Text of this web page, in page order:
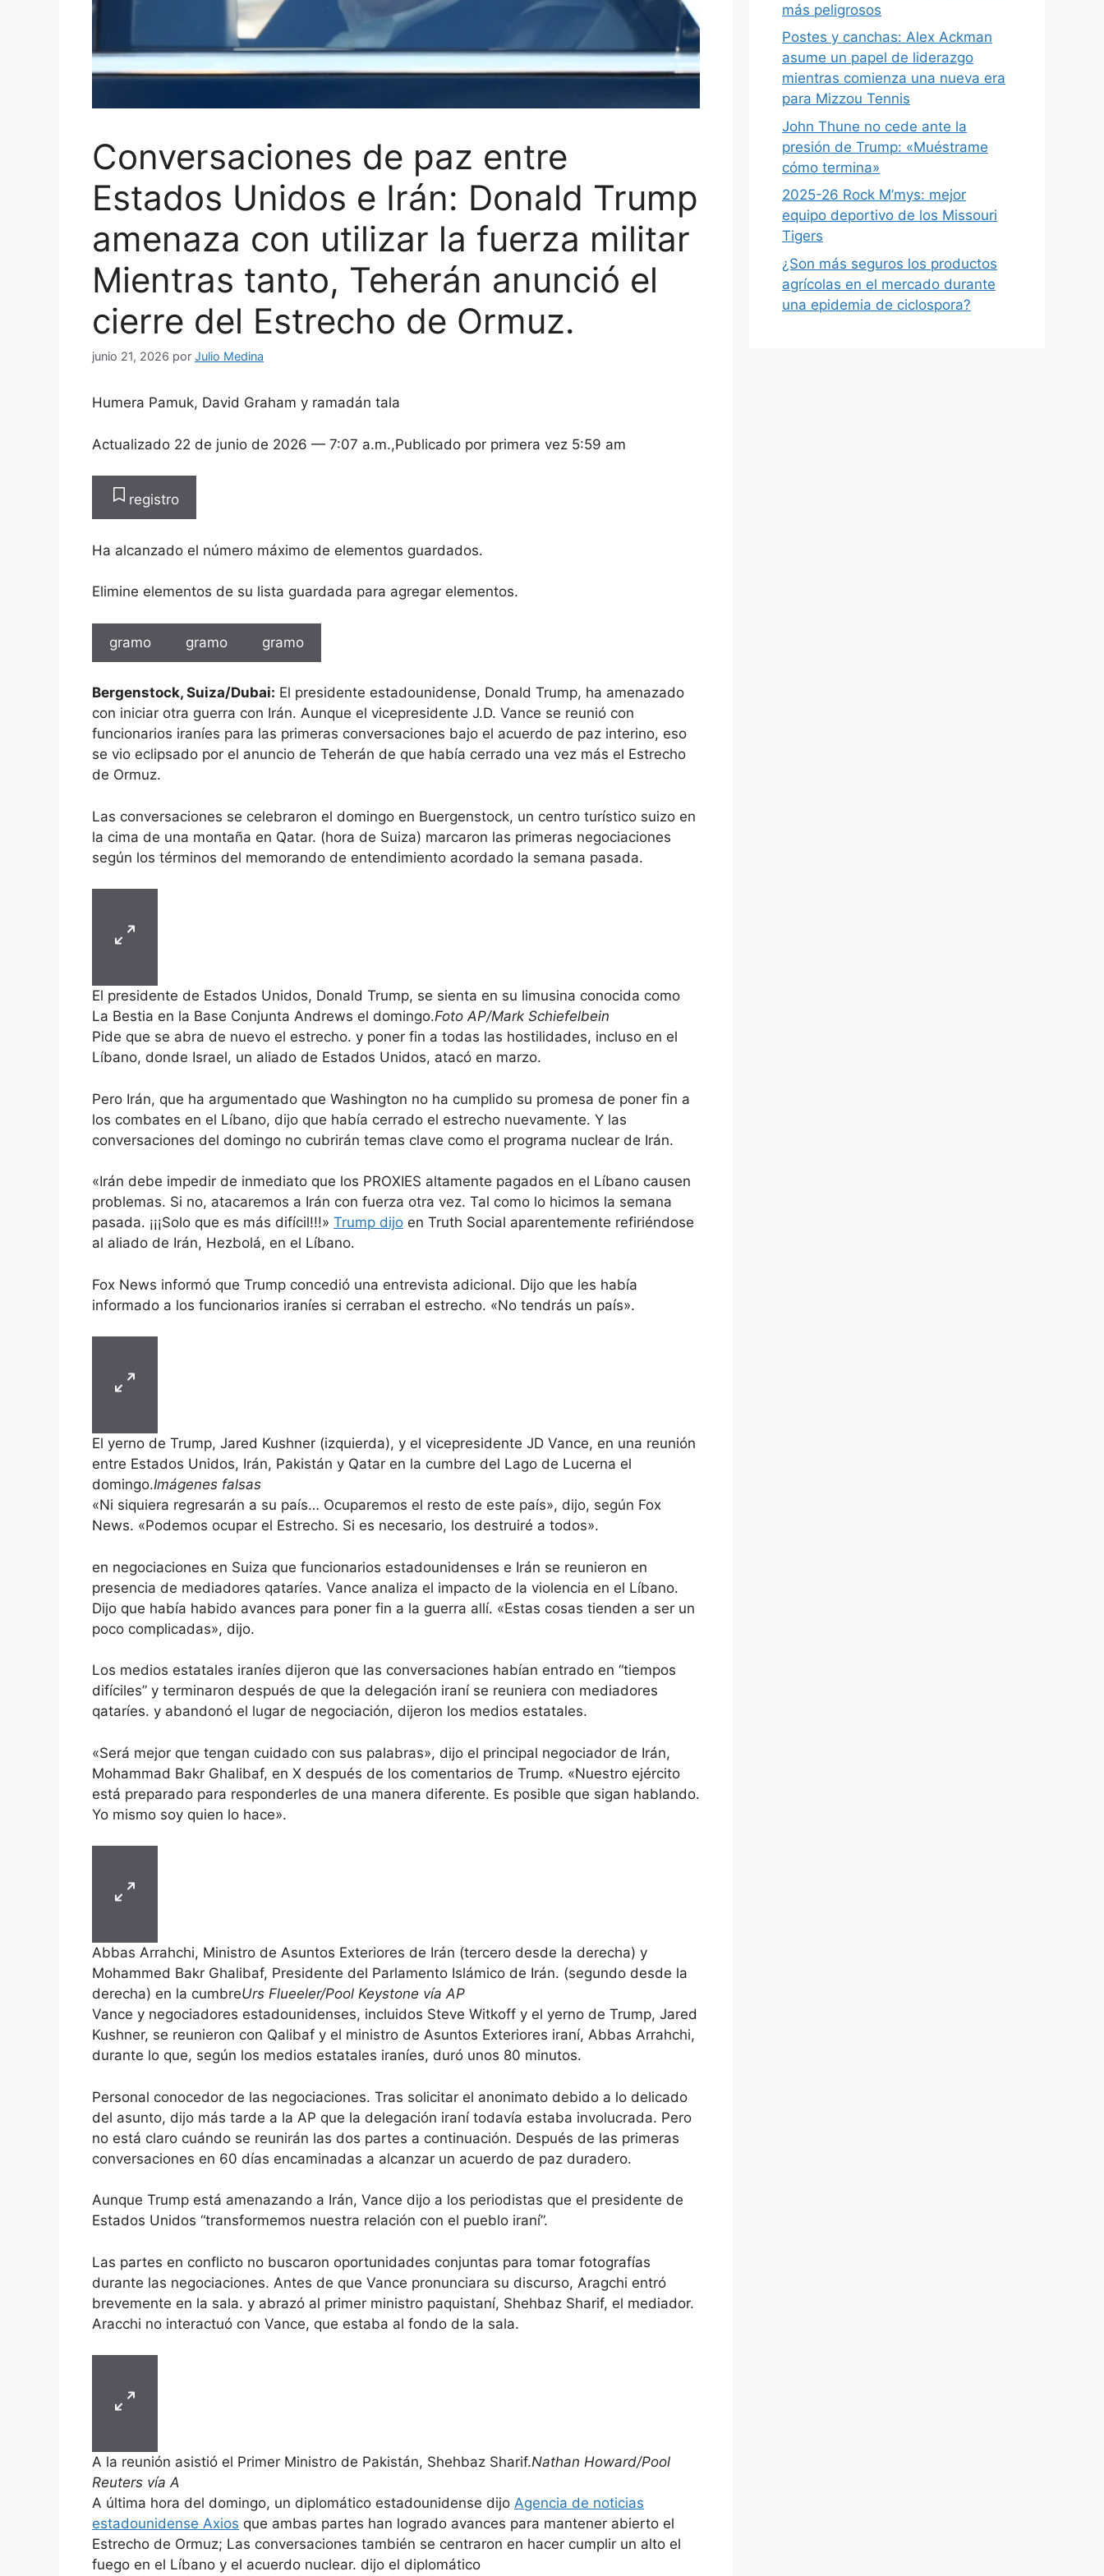
Conversaciones de paz entre
Estados Unidos e Irán: Donald Trump
amenaza con utilizar la fuerza militar
Mientras tanto, Teherán anunció el
cierre del Estrecho de Ormuz.
junio 21, 2026 por Julio Medina
Humera Pamuk, David Graham y ramadán tala
Actualizado 22 de junio de 2026 — 7:07 a.m.,Publicado por primera vez 5:59 am
registro
Ha alcanzado el número máximo de elementos guardados.
Elimine elementos de su lista guardada para agregar elementos.
gramo gramo gramo
Bergenstock, Suiza/Dubai: El presidente estadounidense, Donald Trump, ha amenazado
con iniciar otra guerra con Irán. Aunque el vicepresidente J.D. Vance se reunió con
funcionarios iraníes para las primeras conversaciones bajo el acuerdo de paz interino, eso
se vio eclipsado por el anuncio de Teherán de que había cerrado una vez más el Estrecho
de Ormuz.
Las conversaciones se celebraron el domingo en Buergenstock, un centro turístico suizo en
la cima de una montaña en Qatar. (hora de Suiza) marcaron las primeras negociaciones
según los términos del memorando de entendimiento acordado la semana pasada.
El presidente de Estados Unidos, Donald Trump, se sienta en su limusina conocida como
La Bestia en la Base Conjunta Andrews el domingo.Foto AP/Mark Schiefelbein
Pide que se abra de nuevo el estrecho. y poner fin a todas las hostilidades, incluso en el
Líbano, donde Israel, un aliado de Estados Unidos, atacó en marzo.
Pero Irán, que ha argumentado que Washington no ha cumplido su promesa de poner fin a
los combates en el Líbano, dijo que había cerrado el estrecho nuevamente. Y las
conversaciones del domingo no cubrirán temas clave como el programa nuclear de Irán.
«Irán debe impedir de inmediato que los PROXIES altamente pagados en el Líbano causen
problemas. Si no, atacaremos a Irán con fuerza otra vez. Tal como lo hicimos la semana
pasada. ¡¡¡Solo que es más difícil!!!» Trump dijo en Truth Social aparentemente refiriéndose
al aliado de Irán, Hezbolá, en el Líbano.
Fox News informó que Trump concedió una entrevista adicional. Dijo que les había
informado a los funcionarios iraníes si cerraban el estrecho. «No tendrás un país».
El yerno de Trump, Jared Kushner (izquierda), y el vicepresidente JD Vance, en una reunión
entre Estados Unidos, Irán, Pakistán y Qatar en la cumbre del Lago de Lucerna el
domingo.Imágenes falsas
«Ni siquiera regresarán a su país… Ocuparemos el resto de este país», dijo, según Fox
News. «Podemos ocupar el Estrecho. Si es necesario, los destruiré a todos».
en negociaciones en Suiza que funcionarios estadounidenses e Irán se reunieron en
presencia de mediadores qataríes. Vance analiza el impacto de la violencia en el Líbano.
Dijo que había habido avances para poner fin a la guerra allí. «Estas cosas tienden a ser un
poco complicadas», dijo.
Los medios estatales iraníes dijeron que las conversaciones habían entrado en “tiempos
difíciles” y terminaron después de que la delegación iraní se reuniera con mediadores
qataríes. y abandonó el lugar de negociación, dijeron los medios estatales.
«Será mejor que tengan cuidado con sus palabras», dijo el principal negociador de Irán,
Mohammad Bakr Ghalibaf, en X después de los comentarios de Trump. «Nuestro ejército
está preparado para responderles de una manera diferente. Es posible que sigan hablando.
Yo mismo soy quien lo hace».
Abbas Arrahchi, Ministro de Asuntos Exteriores de Irán (tercero desde la derecha) y
Mohammed Bakr Ghalibaf, Presidente del Parlamento Islámico de Irán. (segundo desde la
derecha) en la cumbreUrs Flueeler/Pool Keystone vía AP
Vance y negociadores estadounidenses, incluidos Steve Witkoff y el yerno de Trump, Jared
Kushner, se reunieron con Qalibaf y el ministro de Asuntos Exteriores iraní, Abbas Arrahchi,
durante lo que, según los medios estatales iraníes, duró unos 80 minutos.
Personal conocedor de las negociaciones. Tras solicitar el anonimato debido a lo delicado
del asunto, dijo más tarde a la AP que la delegación iraní todavía estaba involucrada. Pero
no está claro cuándo se reunirán las dos partes a continuación. Después de las primeras
conversaciones en 60 días encaminadas a alcanzar un acuerdo de paz duradero.
Aunque Trump está amenazando a Irán, Vance dijo a los periodistas que el presidente de
Estados Unidos “transformemos nuestra relación con el pueblo iraní”.
Las partes en conflicto no buscaron oportunidades conjuntas para tomar fotografías
durante las negociaciones. Antes de que Vance pronunciara su discurso, Aragchi entró
brevemente en la sala. y abrazó al primer ministro paquistaní, Shehbaz Sharif, el mediador.
Aracchi no interactuó con Vance, que estaba al fondo de la sala.
A la reunión asistió el Primer Ministro de Pakistán, Shehbaz Sharif.Nathan Howard/Pool
Reuters vía A
A última hora del domingo, un diplomático estadounidense dijo Agencia de noticias
estadounidense Axios que ambas partes han logrado avances para mantener abierto el
Estrecho de Ormuz; Las conversaciones también se centraron en hacer cumplir un alto el
fuego en el Líbano y el acuerdo nuclear. dijo el diplomático
más peligrosos
Postes y canchas: Alex Ackman
asume un papel de liderazgo
mientras comienza una nueva era
para Mizzou Tennis
John Thune no cede ante la
presión de Trump: «Muéstrame
cómo termina»
2025-26 Rock M’mys: mejor
equipo deportivo de los Missouri
Tigers
¿Son más seguros los productos
agrícolas en el mercado durante
una epidemia de ciclospora?